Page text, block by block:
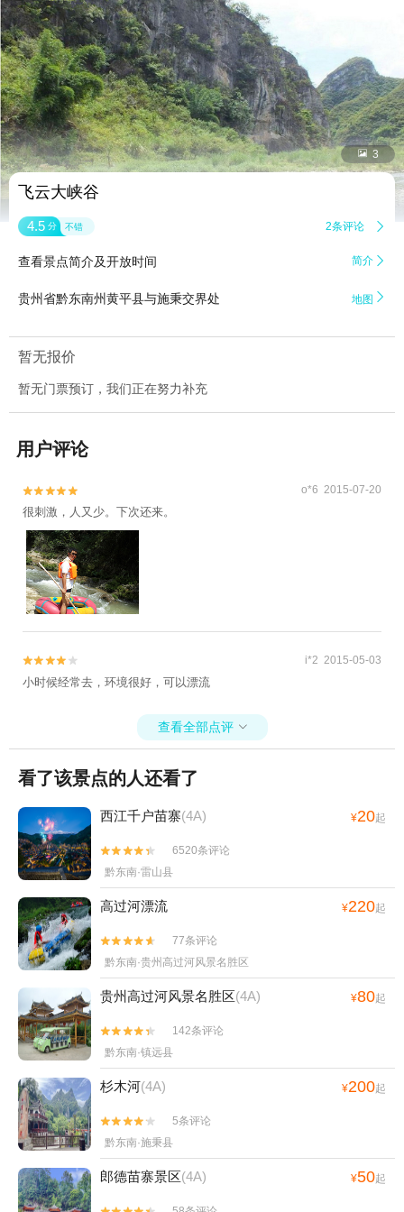
 3
飞云大峡谷
4.5 分 不错 2条评论 
查看景点简介及开放时间 简介 
贵州省黔东南州黄平县与施秉交界处 地图 
暂无报价
暂无门票预订，我们正在努力补充
用户评论

 o*6 2015-07-20
很刺激，人又少。下次还来。

 i*2 2015-05-03
小时候经常去，环境很好，可以漂流
查看全部点评 
看了该景点的人还看了
西江千户苗寨(4A) ¥20起


6520条评论
黔东南·雷山县
高过河漂流 ¥220起


77条评论
黔东南·贵州高过河风景名胜区
贵州高过河风景名胜区(4A) ¥80起


142条评论
黔东南·镇远县
杉木河(4A) ¥200起


5条评论
黔东南·施秉县
郎德苗寨景区(4A) ¥50起
